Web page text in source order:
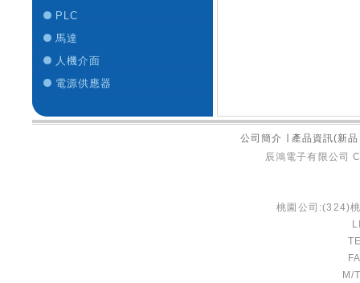
PLC
馬達
人機介面
電源供應器
公司簡介
產品資訊(新
辰鴻電子有限公
桃園公司:(324)
M/